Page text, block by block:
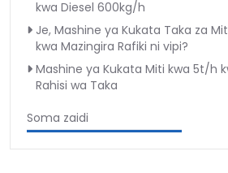
kwa Diesel 600kg/h
Je, Mashine ya Kukata Taka za
kwa Mazingira Rafiki ni vipi?
Mashine ya Kukata Miti kwa 5t/h
Rahisi wa Taka
Soma zaidi